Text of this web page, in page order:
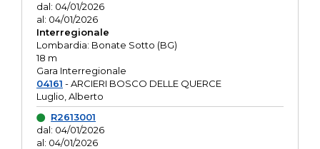
dal: 04/01/2026
al: 04/01/2026
Interregionale
Lombardia: Bonate Sotto (BG)
18 m
Gara Interregionale
04161 - ARCIERI BOSCO DELLE QUERCE
Luglio, Alberto
R2613001
dal: 04/01/2026
al: 04/01/2026